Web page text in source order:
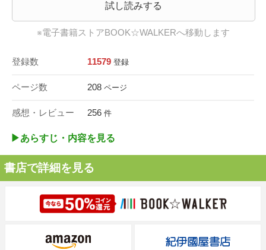
試し読みする
※電子書籍ストアBOOK☆WALKERへ移動します
登録数 11579 登録
ページ数 208 ページ
感想・レビュー 256 件
▶︎あらすじ・内容を見る
書店で詳細を見る